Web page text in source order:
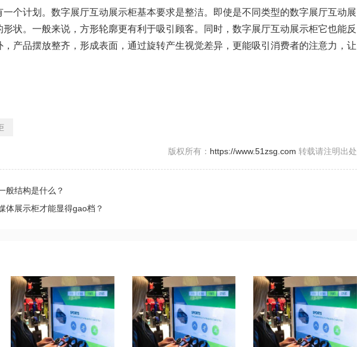
计划。数字展厅互动展示柜基本要求是整洁。即使是不同类型的数字展厅互动展
状。一般来说，方形轮廓更有利于吸引顾客。同时，数字展厅互动展示柜它也能反
产品摆放整齐，形成表面，通过旋转产生视觉差异，更能吸引消费者的注意力，让
版权所有： https://www.51zsg.com 转载请注明出处
般结构是什么？
体展示柜才能显得gao档？